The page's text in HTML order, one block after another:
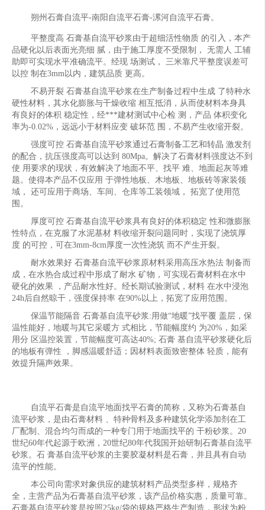
朔州石膏自流平-南阳自流平石膏-漯河自流平石膏。
平整度高 石膏基自流平砂浆由于超细活性物质 的引入，本产
品硬化以后表面光亮细 腻，由于施工厚度不受限制， 无需人 工辅
助即可实现水平准确流平。经现 场测试， 三米靠尺平整度误差可
以控 制在3mm以内，建筑品质 更高。
不易开裂 石膏基自流平砂浆在生产制备过程中生成 了特种水
硬性材料，其水化膨胀与干燥收缩 相互抵消，从而使材料本身具
有良好的体积 稳定性，经***建材测试中心检 测，产品 体积变化
率为-0.02%，远远小于材料应变 破坏范 围，不易产生收缩开裂。
强度可控 石膏基自流平砂浆通过石膏制备工艺和转晶 激发剂
的配合，抗压强度高可以达到 80Mpa。解决了石膏材料强度达不到
使 用要求的现状，有效解决了地面不平、找平 难、地面起灰等难
题。使得本产品不仅应用 于弹性地板、木地板、地板砖等家装领
域， 还可应用于商场、车间、仓库等工装领域， 拓宽了使用范
围。
厚度可控 石膏基自流平砂浆具有良好的体积稳定 性和微膨胀
性特点，在克服了水泥基材 料收缩开裂问题同时，实现了浇筑厚
度 的可控，可在3mm-8cm厚度一次性浇筑 而不产生开裂。
耐水效果好 石膏基自流平砂浆原材料采用高压水热法 制备而
成，在水热合成过程中形成了耐水 矿物，可实现石膏材料在水中
硬化的效果 ，产品耐水性好。经长期试验测试，材料 在水中浸泡
24h后自然晾干，强度保持率 在90%以上，拓宽了应用范围。
保温节能隔音 石膏基自流平砂浆:用做“地暖”找平覆 盖层，保
温性能好，地暖与其它采暖方 式相比，节能幅度约 为20%，如采
用分 区温控装置，节能幅度可高达40%; 石膏 基自流平砂浆硬化后
的地板有弹性 ，脚感温暖舒适；因材料表面致密整体 轻质，能有
效提升隔声效果。
自流平石膏是自流平地面找平石膏的简称，又称为石膏基自
流平砂浆，是由石膏材料 、特种骨料及多种建筑化学添加剂在工
厂配制、混合均匀而成的一种专门用于地面找平的 干粉砂浆。20
世纪60年代起源于欧洲，20世纪80年代我国开始研制石膏基自流平
砂浆。石 膏基自流平砂浆的主要胶凝材料是石膏，并且具有自动
流平的性能。
本公司向需求对象供应的建筑材料产品类型多样，规格齐
全，主营产品为石膏基自流平砂浆，该产品价格实惠，质量可靠。
石膏基自流平砂浆是按照25kg/袋的规格严格生产制造，形状为粉